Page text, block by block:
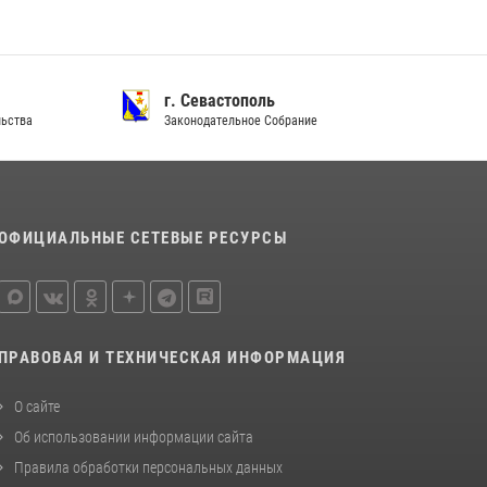
г. Севастополь
Законодательное Собрание
СЕТЕВЫЕ РЕСУРСЫ
ПРАВОВАЯ И ТЕХНИЧЕСКАЯ ИНФОРМАЦИЯ
О сайте
Об использовании информации сайта
Правила обработки персональных данных